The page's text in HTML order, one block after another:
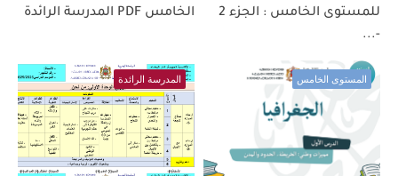
للمستوى الخامس : الجزء 2
-...
الخامس PDF المدرسة الرائدة
المستوى الخامس المدرسة الرائدة